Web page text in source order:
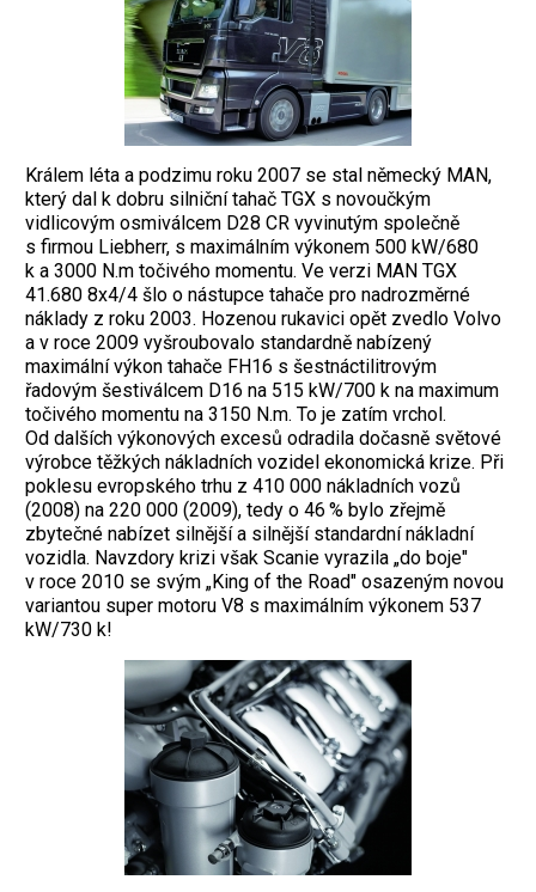
Králem léta a podzimu roku 2007 se stal německý MAN,
který dal k dobru silniční tahač TGX s novoučkým
vidlicovým osmiválcem D28 CR vyvinutým společně
s firmou Liebherr, s maximálním výkonem 500 kW/680
k a 3000 N.m točivého momentu. Ve verzi MAN TGX
41.680 8x4/4 šlo o nástupce tahače pro nadrozměrné
náklady z roku 2003. Hozenou rukavici opět zvedlo Volvo
a v roce 2009 vyšroubovalo standardně nabízený
maximální výkon tahače FH16 s šestnáctilitrovým
řadovým šestiválcem D16 na 515 kW/700 k na maximum
točivého momentu na 3150 N.m. To je zatím vrchol.
Od dalších výkonových excesů odradila dočasně světové
výrobce těžkých nákladních vozidel ekonomická krize. Při
poklesu evropského trhu z 410 000 nákladních vozů
(2008) na 220 000 (2009), tedy o 46 % bylo zřejmě
zbytečné nabízet silnější a silnější standardní nákladní
vozidla. Navzdory krizi však Scanie vyrazila „do boje"
v roce 2010 se svým „King of the Road" osazeným novou
variantou super motoru V8 s maximálním výkonem 537
kW/730 k!